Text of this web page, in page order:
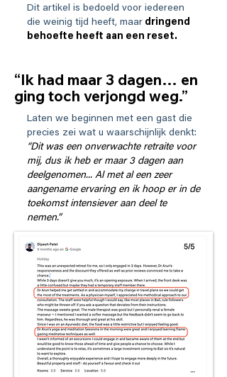
Dit artikel is bedoeld voor iedereen
die weinig tijd heeft, maar dringend
behoefte heeft aan een reset.
“Ik had maar 3 dagen… en
ging toch verjongd weg.”
Laten we beginnen met een gast die
precies zei wat u waarschijnlijk denkt:
“Dit was een onverwachte retraite voor
mij, dus ik heb er maar 3 dagen aan
deelgenomen... Al met al een zeer
aangename ervaring en ik hoop er in de
toekomst intensiever aan deel te
nemen.”